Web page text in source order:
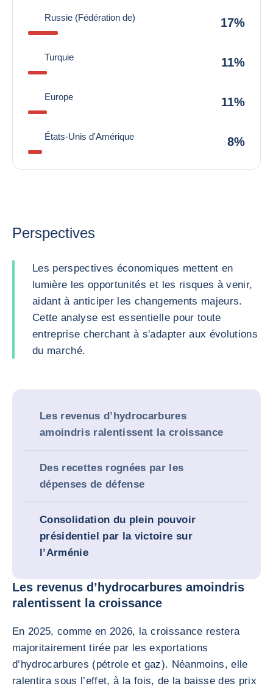
Russie (Fédération de) 17%
Turquie 11%
Europe 11%
États-Unis d'Amérique 8%
Perspectives
Les perspectives économiques mettent en
lumière les opportunités et les risques à venir,
aidant à anticiper les changements majeurs.
Cette analyse est essentielle pour toute
entreprise cherchant à s'adapter aux évolutions
du marché.
Les revenus d’hydrocarbures
amoindris ralentissent la croissance
Des recettes rognées par les
dépenses de défense
Consolidation du plein pouvoir
présidentiel par la victoire sur
l’Arménie
Les revenus d’hydrocarbures amoindris
ralentissent la croissance
En 2025, comme en 2026, la croissance restera
majoritairement tirée par les exportations
d’hydrocarbures (pétrole et gaz). Néanmoins, elle
ralentira sous l’effet, à la fois, de la baisse des prix